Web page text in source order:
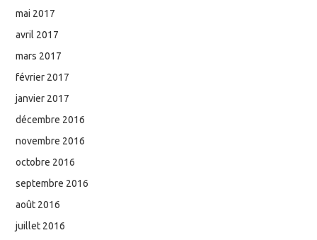
mai 2017
avril 2017
mars 2017
février 2017
janvier 2017
décembre 2016
novembre 2016
octobre 2016
septembre 2016
août 2016
juillet 2016